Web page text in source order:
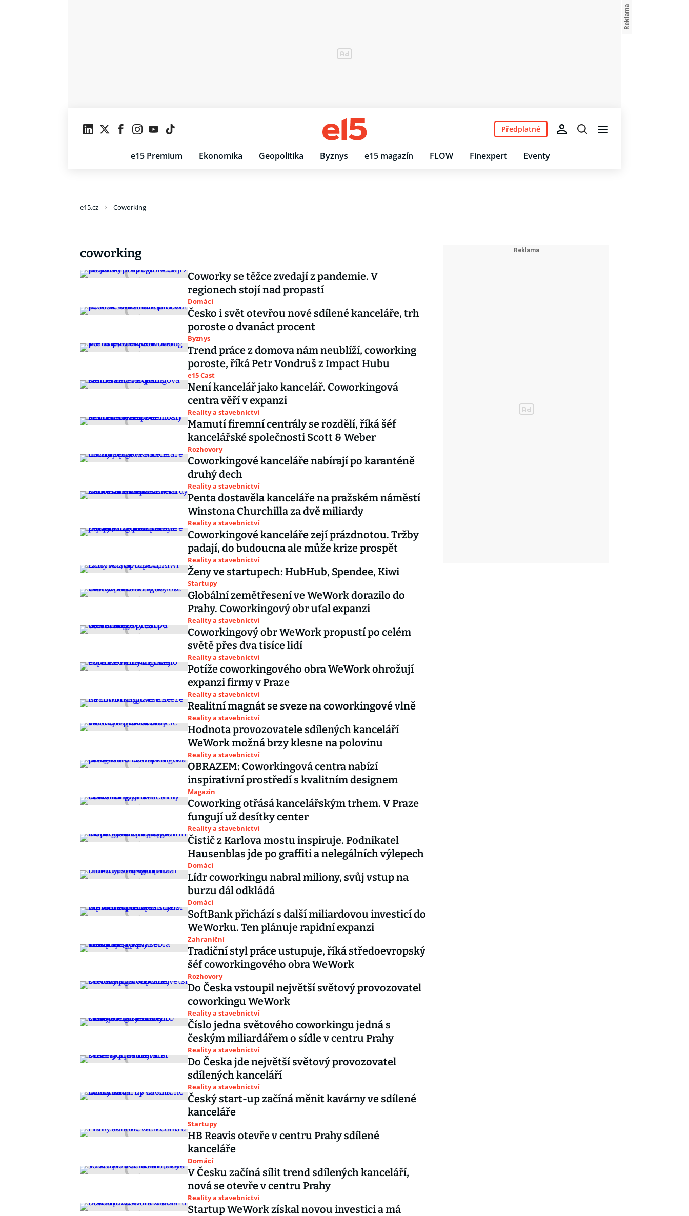
e15 Premium Ekonomika Geopolitika Byznys e15 magazín FLOW Finexpert Eventy
Předplatné
e15.cz Coworking
coworking
Coworky se těžce zvedají z pandemie. V
regionech stojí nad propastí
Domácí
Česko i svět otevřou nové sdílené kanceláře, trh
poroste o dvanáct procent
Byznys
Trend práce z domova nám neublíží, coworking
poroste, říká Petr Vondruš z Impact Hubu
e15 Cast
Není kancelář jako kancelář. Coworkingová
centra věří v expanzi
Reality a stavebnictví
Mamutí firemní centrály se rozdělí, říká šéf
kancelářské společnosti Scott & Weber
Rozhovory
Coworkingové kanceláře nabírají po karanténě
druhý dech
Reality a stavebnictví
Penta dostavěla kanceláře na pražském náměstí
Winstona Churchilla za dvě miliardy
Reality a stavebnictví
Coworkingové kanceláře zejí prázdnotou. Tržby
padají, do budoucna ale může krize prospět
Reality a stavebnictví
Ženy ve startupech: HubHub, Spendee, Kiwi
Startupy
Globální zemětřesení ve WeWork dorazilo do
Prahy. Coworkingový obr uťal expanzi
Reality a stavebnictví
Coworkingový obr WeWork propustí po celém
světě přes dva tisíce lidí
Reality a stavebnictví
Potíže coworkingového obra WeWork ohrožují
expanzi firmy v Praze
Reality a stavebnictví
Realitní magnát se sveze na coworkingové vlně
Reality a stavebnictví
Hodnota provozovatele sdílených kanceláří
WeWork možná brzy klesne na polovinu
Reality a stavebnictví
OBRAZEM: Coworkingová centra nabízí
inspirativní prostředí s kvalitním designem
Magazín
Coworking otřásá kancelářským trhem. V Praze
fungují už desítky center
Reality a stavebnictví
Čistič z Karlova mostu inspiruje. Podnikatel
Hausenblas jde po graffiti a nelegálních výlepech
Domácí
Lídr coworkingu nabral miliony, svůj vstup na
burzu dál odkládá
Domácí
SoftBank přichází s další miliardovou investicí do
WeWorku. Ten plánuje rapidní expanzi
Zahraniční
Tradiční styl práce ustupuje, říká středoevropský
šéf coworkingového obra WeWork
Rozhovory
Do Česka vstoupil největší světový provozovatel
coworkingu WeWork
Reality a stavebnictví
Číslo jedna světového coworkingu jedná s
českým miliardářem o sídle v centru Prahy
Reality a stavebnictví
Do Česka jde největší světový provozovatel
sdílených kanceláří
Reality a stavebnictví
Český start-up začíná měnit kavárny ve sdílené
kanceláře
Startupy
HB Reavis otevře v centru Prahy sdílené
kanceláře
Domácí
V Česku začíná sílit trend sdílených kanceláří,
nová se otevře v centru Prahy
Reality a stavebnictví
Startup WeWork získal novou investici a má